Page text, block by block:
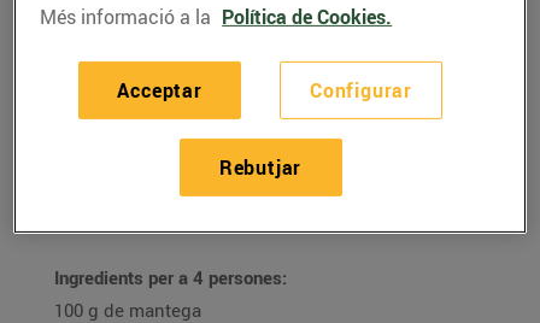
formatge de cabra i
menta
16/de desembre/2020
Recepta de timbal de poma carame·litzada amb
Ingredients per a 4 persones:
100 g de mantega
Més informació a la Política de Cookies.
Configurar
Rebutjar
Acceptar